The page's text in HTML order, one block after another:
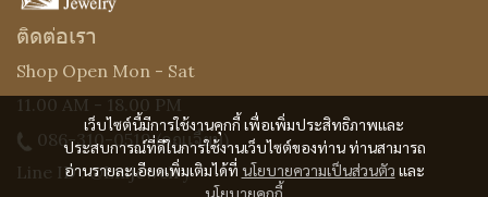
เว็บไซต์นี้มีการใช้งานคุกกี้ เพื่อเพิ่มประสิทธิภาพและ
ประสบการณ์ที่ดีในการใช้งานเว็บไซต์ของท่าน ท่านสามารถ
อ่านรายละเอียดเพิ่มเติมได้ที่ นโยบายความเป็นส่วนตัว และ
นโยบายคุกกี้
ติดต่อเรา
Shop Open Mon - Sat
11.00 AM - 18.00 PM
086-310-0519(คุณเจี๊ยบ)
Line ID : @Lnijewelry